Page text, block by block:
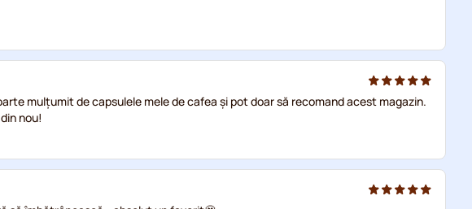
mulțumit de capsulele mele de cafea și pot doar să recomand acest magazin.
nou!